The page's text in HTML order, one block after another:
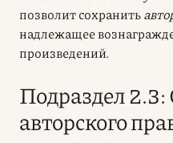
позволит сохранить
надлежащее
произведений.
Подраздел
авторского